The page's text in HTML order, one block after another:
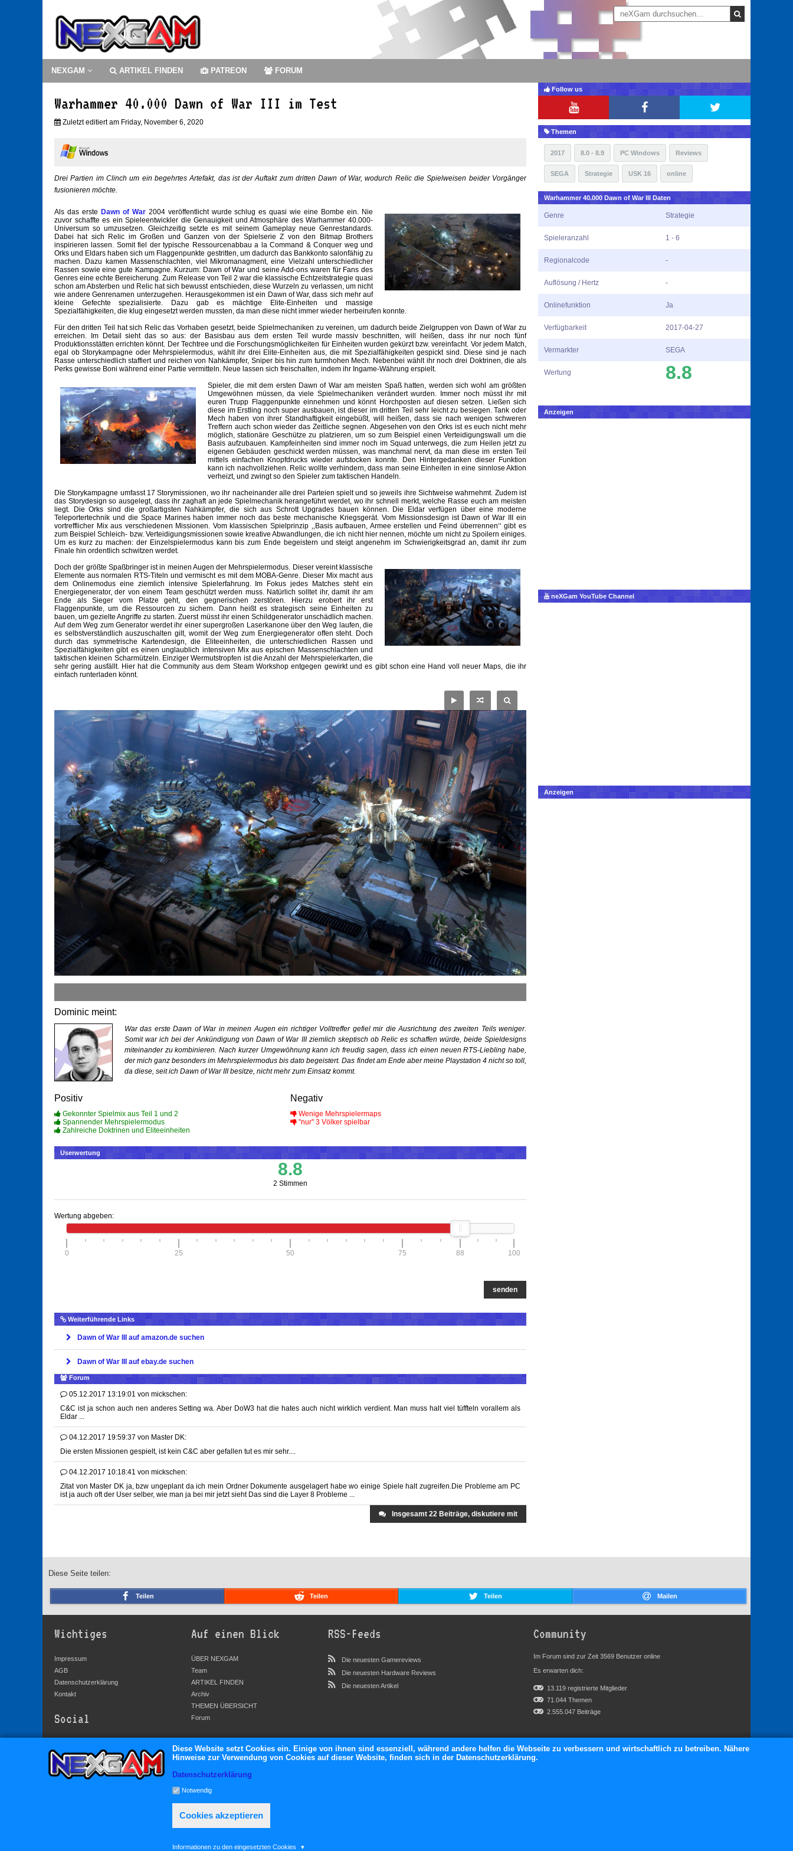
NEXGAM ARTIKEL FINDEN PATREON FORUM
Warhammer 40.000 Dawn of War III im Test
Zuletzt editiert am Friday, November 6, 2020
Drei Partien im Clinch um ein begehrtes Artefakt, das ist der Auftakt zum dritten Dawn of War, wodurch Relic die Spielweisen beider Vorgänger
fusionieren möchte.
Als das erste Dawn of War2004 veröffentlicht wurde schlug es quasi wie eine Bombe ein. Nie
zuvor schaffte es ein Spieleentwickler die Genauigkeit und Atmosphäre des Warhammer 40.000-
Universum so umzusetzen. Gleichzeitig setzte es mit seinem Gameplay neue Genrestandards.
Dabei hat sich Relic im Großen und Ganzen von der Spielserie Z von den Bitmap Brothers
inspirieren lassen. Somit fiel der typische Ressourcenabbau a la Command & Conquer weg und
Orks und Eldars haben sich um Flaggenpunkte gestritten, um dadurch das Bankkonto salonfähig zu
machen. Dazu kamen Massenschlachten, viel Mikromanagment, eine Vielzahl unterschiedlicher
Rassen sowie eine gute Kampagne. Kurzum: Dawn of War und seine Add-ons waren für Fans des
Genres eine echte Bereicherung. Zum Release von Teil 2 war die klassische Echtzeitstrategie quasi
schon am Absterben und Relic hat sich bewusst entschieden, diese Wurzeln zu verlassen, um nicht
wie andere Genrenamen unterzugehen. Herausgekommen ist ein Dawn of War, dass sich mehr auf
kleine Gefechte spezialisierte. Dazu gab es mächtige Elite-Einheiten und massige
Spezialfähigkeiten, die klug eingesetzt werden mussten, da man diese nicht immer wieder herbeirufen konnte.
Für den dritten Teil hat sich Relic das Vorhaben gesetzt, beide Spielmechaniken zu vereinen, um dadurch beide Zielgruppen von Dawn of War zu
erreichen. Im Detail sieht das so aus: der Basisbau aus dem ersten Teil wurde massiv beschnitten, will heißen, dass ihr nur noch fünf
Produktionsstätten errichten könnt. Der Techtree und die Forschungsmöglichkeiten für Einheiten wurden gekürzt bzw. vereinfacht. Vor jedem Match,
egal ob Storykampagne oder Mehrspielermodus, wählt ihr drei Elite-Einheiten aus, die mit Spezialfähigkeiten gespickt sind. Diese sind je nach
Rasse unterschiedlich staffiert und reichen von Nahkämpfer, Sniper bis hin zum turmhohen Mech. Nebenbei wählt ihr noch drei Doktrinen, die als
Perks gewisse Boni während einer Partie vermitteln. Neue lassen sich freischalten, indem ihr Ingame-Währung erspielt.
Spieler, die mit dem ersten Dawn of War am meisten Spaß hatten, werden sich wohl am größten
Umgewöhnen müssen, da viele Spielmechaniken verändert wurden. Immer noch müsst ihr mit
euren Trupp Flaggenpunkte einnehmen und könnt Horchposten auf diesen setzen. Ließen sich
diese im Erstling noch super ausbauen, ist dieser im dritten Teil sehr leicht zu besiegen. Tank oder
Mech haben von ihrer Standhaftigkeit eingebüßt, will heißen, dass sie nach wenigen schweren
Treffern auch schon wieder das Zeitliche segnen. Abgesehen von den Orks ist es euch nicht mehr
möglich, stationäre Geschütze zu platzieren, um so zum Beispiel einen Verteidigungswall um die
Basis aufzubauen. Kampfeinheiten sind immer noch im Squad unterwegs, die zum Heilen jetzt zu
eigenen Gebäuden geschickt werden müssen, was manchmal nervt, da man diese im ersten Teil
mittels einfachen Knopfdrucks wieder aufstocken konnte. Den Hintergedanken dieser Funktion
kann ich nachvollziehen. Relic wollte verhindern, dass man seine Einheiten in eine sinnlose Aktion
verheizt, und zwingt so den Spieler zum taktischen Handeln.
Die Storykampagne umfasst 17 Storymissionen, wo ihr nacheinander alle drei Parteien spielt und so jeweils ihre Sichtweise wahrnehmt. Zudem ist
das Storydesign so ausgelegt, dass ihr zaghaft an jede Spielmechanik herangeführt werdet, wo ihr schnell merkt, welche Rasse euch am meisten
liegt. Die Orks sind die großartigsten Nahkämpfer, die sich aus Schrott Upgrades bauen können. Die Eldar verfügen über eine moderne
Teleportertechnik und die Space Marines haben immer noch das beste mechanische Kriegsgerät. Vom Missionsdesign ist Dawn of War III ein
vortrefflicher Mix aus verschiedenen Missionen. Vom klassischen Spielprinzip ‚‚Basis aufbauen, Armee erstellen und Feind überrennen‘‘ gibt es
zum Beispiel Schleich- bzw. Verteidigungsmissionen sowie kreative Abwandlungen, die ich nicht hier nennen, möchte um nicht zu Spoilern einiges.
Um es kurz zu machen: der Einzelspielermodus kann bis zum Ende begeistern und steigt angenehm im Schwierigkeitsgrad an, damit ihr zum
Finale hin ordentlich schwitzen werdet.
Doch der größte Spaßbringer ist in meinen Augen der Mehrspielermodus. Dieser vereint klassische
Elemente aus normalen RTS-Titeln und vermischt es mit dem MOBA-Genre. Dieser Mix macht aus
dem Onlinemodus eine ziemlich intensive Spielerfahrung. Im Fokus jedes Matches steht ein
Energiegenerator, der von einem Team geschützt werden muss. Natürlich solltet ihr, damit ihr am
Ende als Sieger vom Platze geht, den gegnerischen zerstören. Hierzu erobert ihr erst
Flaggenpunkte, um die Ressourcen zu sichern. Dann heißt es strategisch seine Einheiten zu
bauen, um gezielte Angriffe zu starten. Zuerst müsst ihr einen Schildgenerator unschädlich machen.
Auf dem Weg zum Generator werdet ihr einer supergroßen Laserkanone über den Weg laufen, die
es selbstverständlich auszuschalten gilt, womit der Weg zum Energiegenerator offen steht. Doch
durch das symmetrische Kartendesign, die Eliteeinheiten, die unterschiedlichen Rassen und
Spezialfähigkeiten gibt es einen unglaublich intensiven Mix aus epischen Massenschlachten und
taktischen kleinen Scharmützeln. Einziger Wermutstropfen ist die Anzahl der Mehrspielerkarten, die
sehr gering ausfällt. Hier hat die Community aus dem Steam Workshop entgegen gewirkt und es gibt schon eine Hand voll neuer Maps, die ihr
einfach runterladen könnt.
Dominic meint:
War das erste Dawn of War in meinen Augen ein richtiger Volltreffer gefiel mir die Ausrichtung des zweiten Teils weniger.
Somit war ich bei der Ankündigung von Dawn of War III ziemlich skeptisch ob Relic es schaffen würde, beide Spieldesigns
miteinander zu kombinieren. Nach kurzer Umgewöhnung kann ich freudig sagen, dass ich einen neuen RTS-Liebling habe,
der mich ganz besonders im Mehrspielermodus bis dato begeistert. Das findet am Ende aber meine Playstation 4 nicht so toll,
da diese, seit ich Dawn of War III besitze, nicht mehr zum Einsatz kommt.
Positiv
Gekonnter Spielmix aus Teil 1 und 2
Spannender Mehrspielermodus
Zahlreiche Doktrinen und Eliteeinheiten
Negativ
Wenige Mehrspielermaps
''nur'' 3 Völker spielbar
Userwertung
8.8
2 Stimmen
Wertung abgeben:
0 25 50 75 88 100
senden
Weiterführende Links
Dawn of War III auf amazon.de suchen
Dawn of War III auf ebay.de suchen
Forum
05.12.2017 13:19:01 von mickschen:
C&C ist ja schon auch nen anderes Setting wa. Aber DoW3 hat die hates auch nicht wirklich verdient. Man muss halt viel tüffteln vorallem als
Eldar ...
04.12.2017 19:59:37 von Master DK:
Die ersten Missionen gespielt, ist kein C&C aber gefallen tut es mir sehr....
04.12.2017 10:18:41 von mickschen:
Zitat von Master DK ja, bzw ungeplant da ich mein Ordner Dokumente ausgelagert habe wo einige Spiele halt zugreifen.Die Probleme am PC
ist ja auch oft der User selber, wie man ja bei mir jetzt sieht Das sind die Layer 8 Probleme ...
Insgesamt 22 Beiträge, diskutiere mit
Follow us
Themen
2017 8.0 - 8.9 PC Windows Reviews
SEGA Strategie USK 16 online
Warhammer 40.000 Dawn of War III Daten
Genre Strategie
Spieleranzahl 1 - 6
Regionalcode -
Auflösung / Hertz -
Onlinefunktion Ja
Verfügbarkeit 2017-04-27
Vermarkter SEGA
Wertung 8.8
Anzeigen
neXGam YouTube Channel
Anzeigen
Diese Seite teilen:
Teilen Teilen Teilen Mailen
Wichtiges
Impressum
AGB
Datenschutzerklärung
Kontakt
Social
Facebook
Twitter
Auf einen Blick
ÜBER NEXGAM
Team
ARTIKEL FINDEN
Archiv
THEMEN ÜBERSICHT
Forum
RSS-Feeds
Die neuesten Gamereviews
Die neuesten Hardware Reviews
Die neuesten Artikel
Community
Im Forum sind zur Zeit 3569 Benutzer online
Es erwarten dich:
13.119 registrierte Mitglieder
71.044 Themen
2.555.047 Beiträge
Diese Website setzt Cookies ein. Einige von ihnen sind essenziell, während andere helfen die Webseite zu verbessern und wirtschaftlich zu betreiben. Nähere
Hinweise zur Verwendung von Cookies auf dieser Website, finden sich in der Datenschutzerklärung.
Datenschutzerklärung
Notwendig
Cookies akzeptieren
Informationen zu den eingesetzten Cookies